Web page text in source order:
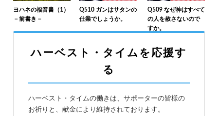
ヨハネの福音書（1）
－前書き－
Q510 ガンはサタンの
仕業でしょうか。
Q509 なぜ神はすべて
の人を赦さないので
すか。
ハーベスト・タイムを応援す
る
ハーベスト・タイムの働きは、サポーターの皆様の
お祈りと、献金により維持されております。